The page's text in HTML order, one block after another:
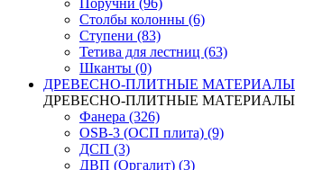
Столбы колонны (6)
Ступени (83)
Тетива для лестниц (63)
Шканты (0)
ДРЕВЕСНО-ПЛИТНЫЕ МАТЕРИАЛЫ
ДРЕВЕСНО-ПЛИТНЫЕ МАТЕРИАЛЫ
Фанера (326)
OSB-3 (ОСП плита) (9)
ДСП (3)
ДВП (Оргалит) (3)